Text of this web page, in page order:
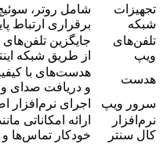
تجهیزات
شبکه
شامل روتر،
برقراری ارتباط
تلفن‌های
ویپ
جایگزین
از طریق شبکه
هدست
هدست‌های با
و دریافت صدای
سرور ویپ
اجرای نرم‌افزار
نرم‌افزار
کال سنتر
ارائه امکاناتی
خودکار تماس‌ها